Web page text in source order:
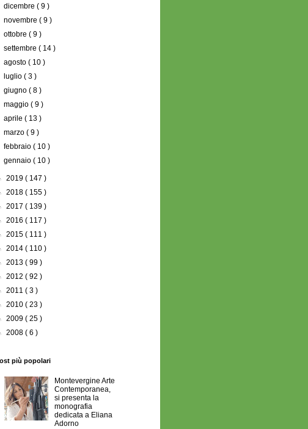
dicembre( 9 )
novembre( 9 )
ottobre( 9 )
settembre( 14 )
agosto( 10 )
luglio( 3 )
giugno( 8 )
maggio( 9 )
aprile( 13 )
marzo( 9 )
febbraio( 10 )
gennaio( 10 )
2019 ( 147 )
2018 ( 155 )
2017 ( 139 )
2016 ( 117 )
2015 ( 111 )
2014 ( 110 )
2013 ( 99 )
2012 ( 92 )
2011 ( 3 )
2010 ( 23 )
2009 ( 25 )
2008 ( 6 )
più popolari
Montevergine Arte
Contemporanea,
si presenta la
monografia
dedicata a Eliana
Adorno